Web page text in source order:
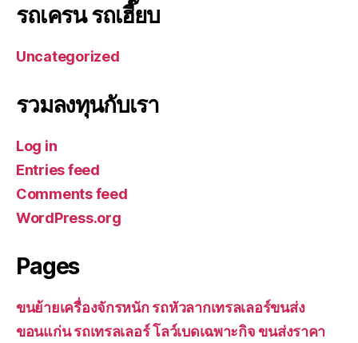
รถเครน รถเฮี๊ยบ
Uncategorized
รวมลงทุนกับเรา
Log in
Entries feed
Comments feed
WordPress.org
Pages
ขนย้ายเครื่องจักรหนัก รถหัวลากเทรลเลอร์ขนส่ง
ขอนแก่น รถเทรลเลอร์ โลว์เบดเฉพาะกิจ ขนส่งราคา